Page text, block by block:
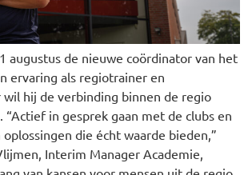
augustus de nieuwe coördinator van het
ervaring als regiotrainer en
hij de verbinding binnen de regio
in gesprek gaan met de clubs en
die écht waarde bieden,”
Interim Manager Academie,